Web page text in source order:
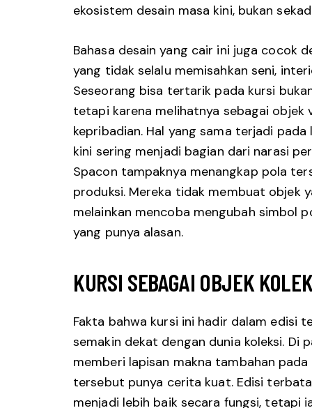
ekosistem desain masa kini, bukan
Bahasa desain yang cair ini juga cocok
yang tidak selalu memisahkan seni,
Seseorang bisa tertarik pada kursi
tetapi karena melihatnya sebagai objek
kepribadian. Hal yang sama terjadi
kini sering menjadi bagian dari narasi
Spacon tampaknya menangkap pola
produksi. Mereka tidak membuat objek
melainkan mencoba mengubah simbol
yang punya alasan.
KURSI SEBAGAI OBJEK
Fakta bahwa kursi ini hadir dalam edisi
semakin dekat dengan dunia koleksi. Di
memberi lapisan makna tambahan
tersebut punya cerita kuat. Edisi
menjadi lebih baik secara fungsi, tetapi